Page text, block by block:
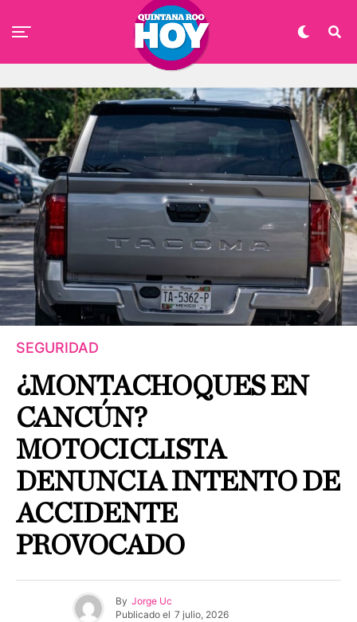
SEGURIDAD
¿MONTACHOQUES EN
CANCÚN?
MOTOCICLISTA
DENUNCIA INTENTO DE
ACCIDENTE
PROVOCADO
By Jorge Uc
Publicado el 7 julio, 2026